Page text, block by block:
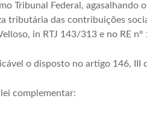
Tribunal Federal,
tributária das contribuições
in RTJ 143/313 e no RE
o disposto no artigo 146, III
complementar: